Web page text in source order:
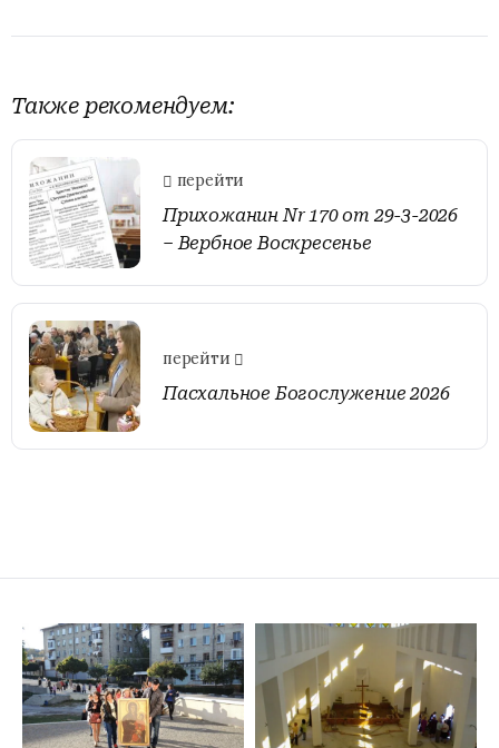
Также рекомендуем:
перейти
Прихожанин Nr 170 от 29-3-2026
– Вербное Воскресенье
перейти
Пасхальное Богослужение 2026